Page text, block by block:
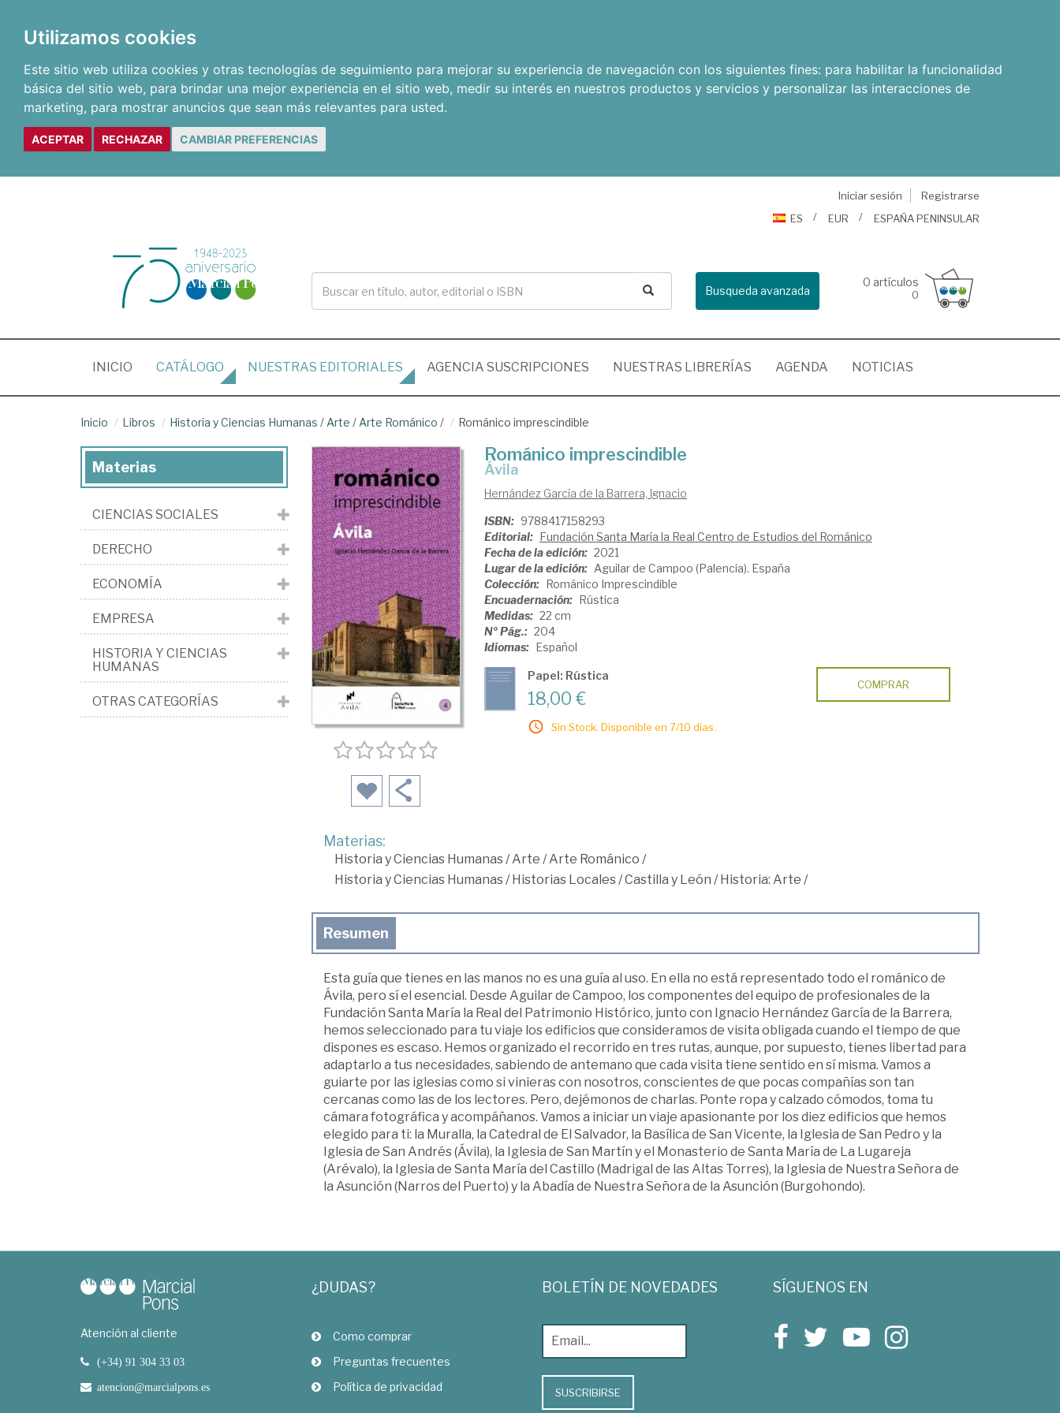
Utilizamos cookies
Este sitio web utiliza cookies y otras tecnologías de seguimiento para mejorar su experiencia de navegación con los siguientes fines: para habilitar la funcionalidad
básica del sitio web, para brindar una mejor experiencia en el sitio web, medir su interés en nuestros productos y servicios y personalizar las interacciones de
marketing, para mostrar anuncios que sean más relevantes para usted.
ACEPTAR RECHAZAR CAMBIAR PREFERENCIAS
Iniciar sesión
Registrarse
ES
EUR ESPAÑA PENINSULAR
Busqueda avanzada
0 artículos
0
INICIO (CURRENT)
CATÁLOGO NUESTRAS EDITORIALES AGENCIA SUSCRIPCIONES NUESTRAS LIBRERÍAS AGENDA NOTICIAS
Inicio Libros Historia y Ciencias Humanas / Arte / Arte Románico / Románico imprescindible
Románico imprescindible
Ávila
Hernández García de la Barrera, Ignacio
ISBN: 9788417158293
Editorial: Fundación Santa María la Real Centro de Estudios del Románico
Fecha de la edición: 2021
Lugar de la edición: Aguilar de Campoo (Palencia). España
Colección: Románico Imprescindible
Encuadernación: Rústica
Medidas: 22 cm
Nº Pág.: 204
Idiomas: Español
Papel: Rústica
18,00 €
Sin Stock. Disponible en 7/10 días.
COMPRAR
Materias:
Historia y Ciencias Humanas/Arte /Arte Románico /
Historia y Ciencias Humanas/Historias Locales/Castilla y León /Historia: Arte /
Resumen
Esta guía que tienes en las manos no es una guía al uso. En ella no está representado todo el románico de
Ávila, pero sí el esencial. Desde Aguilar de Campoo, los componentes del equipo de profesionales de la
Fundación Santa María la Real del Patrimonio Histórico, junto con Ignacio Hernández García de la Barrera,
hemos seleccionado para tu viaje los edificios que consideramos de visita obligada cuando el tiempo de que
dispones es escaso. Hemos organizado el recorrido en tres rutas, aunque, por supuesto, tienes libertad para
adaptarlo a tus necesidades, sabiendo de antemano que cada visita tiene sentido en sí misma. Vamos a
guiarte por las iglesias como si vinieras con nosotros, conscientes de que pocas compañías son tan
cercanas como las de los lectores. Pero, dejémonos de charlas. Ponte ropa y calzado cómodos, toma tu
cámara fotográfica y acompáñanos. Vamos a iniciar un viaje apasionante por los diez edificios que hemos
elegido para ti: la Muralla, la Catedral de El Salvador, la Basílica de San Vicente, la Iglesia de San Pedro y la
Iglesia de San Andrés (Ávila), la Iglesia de San Martín y el Monasterio de Santa María de La Lugareja
(Arévalo), la Iglesia de Santa María del Castillo (Madrigal de las Altas Torres), la Iglesia de Nuestra Señora de
la Asunción (Narros del Puerto) y la Abadía de Nuestra Señora de la Asunción (Burgohondo).
Materias
CIENCIAS SOCIALES
DERECHO
ECONOMÍA
EMPRESA
HISTORIA Y CIENCIAS
HUMANAS
OTRAS CATEGORÍAS
Atención al cliente
(+34) 91 304 33 03
atencion@marcialpons.es
¿DUDAS?
Como comprar
Preguntas frecuentes
Política de privacidad
BOLETÍN DE NOVEDADES
SUSCRIBIRSE
SÍGUENOS EN